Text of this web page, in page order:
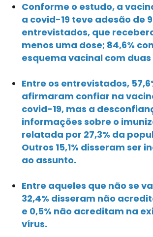
Conforme o estudo, a
a covid-19 teve adesão de
entrevistados, que
menos uma dose; 84,6%
esquema vacinal com duas
Entre os entrevistados,
afirmaram confiar na
covid-19, mas a
informações sobre o
relatada por 27,3% da
Outros 15,1% disseram ser
ao assunto.
Entre aqueles que não se
32,4% disseram não
e 0,5% não acreditam na
vírus.